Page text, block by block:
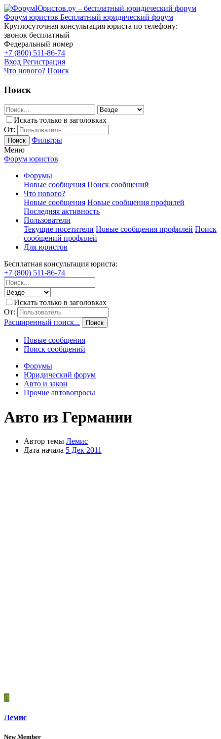
Форум юристов Бесплатный юридический форум
Круглосуточная консультация юриста по телефону:
звонок бесплатный
Федеральный номер
+7 (800) 511-86-74
Вход Регистрация
Что нового? Поиск
Поиск
Искать только в заголовках
От:
Поиск
Фильтры
Меню
Форум юристов
Форумы
Новые сообщения Поиск сообщений
Что нового?
Новые сообщения Новые сообщения профилей
Последняя активность
Пользователи
Текущие посетители Новые сообщения профилей Поиск
сообщений профилей
Для юристов
Бесплатная консультация юриста:
+7 (800) 511-86-74
Искать только в заголовках
От:
Расширенный поиск...
Поиск
Новые сообщения
Поиск сообщений
Форумы
Юридический форум
Авто и закон
Прочие автовопросы
Авто из Германии
Автор темы Лемис
Дата начала 5 Дек 2011
Л
Лемис
New Member